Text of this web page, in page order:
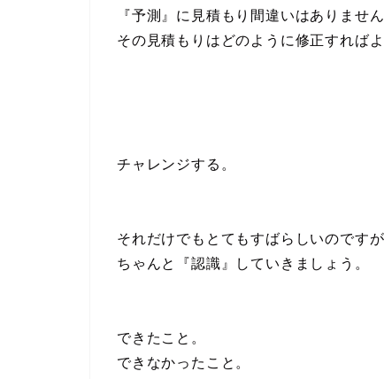
『予測』に見積もり間違いはありませ
その見積もりはどのように修正すれば
チャレンジする。
それだけでもとてもすばらしいのです
ちゃんと『認識』していきましょう。
できたこと。
できなかったこと。